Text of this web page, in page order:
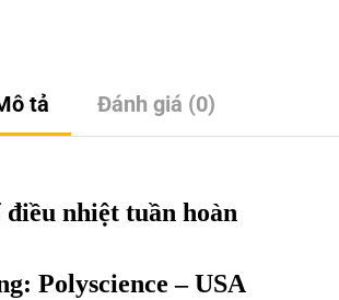
tả Đánh giá (0)
điều nhiệt tuần hoàn
Polyscience – USA